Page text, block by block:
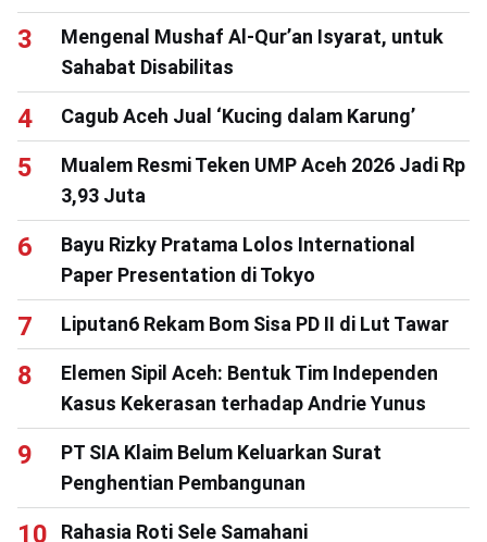
Mengenal Mushaf Al-Qur’an Isyarat, untuk
Sahabat Disabilitas
Cagub Aceh Jual ‘Kucing dalam Karung’
Mualem Resmi Teken UMP Aceh 2026 Jadi Rp
3,93 Juta
Bayu Rizky Pratama Lolos International
Paper Presentation di Tokyo
Liputan6 Rekam Bom Sisa PD II di Lut Tawar
Elemen Sipil Aceh: Bentuk Tim Independen
Kasus Kekerasan terhadap Andrie Yunus
PT SIA Klaim Belum Keluarkan Surat
Penghentian Pembangunan
Rahasia Roti Sele Samahani